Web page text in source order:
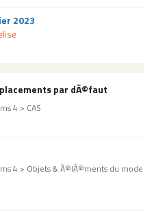
2023
par dÃ©faut
4 > CAS
4 > Objets & Ã©lÃ©ments du mode